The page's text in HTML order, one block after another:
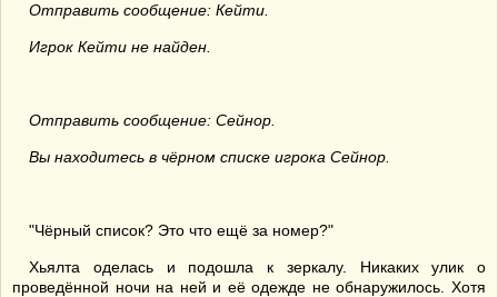
Отправить сообщение: Кейти.
Игрок Кейти не найден.
Отправить сообщение: Сейнор.
Вы находитесь в чёрном списке игрока Сейнор.
"Чёрный список? Это что ещё за номер?"
Хьялта оделась и подошла к зеркалу. Никаких улик о
проведённой ночи на ней и её одежде не обнаружилось. Хотя